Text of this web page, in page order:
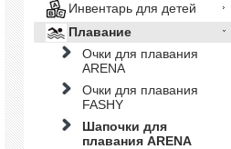
Инвентарь для детей
Плавание
Очки для плавания
ARENA
Очки для плавания
FASHY
Шапочки для
плавания ARENA